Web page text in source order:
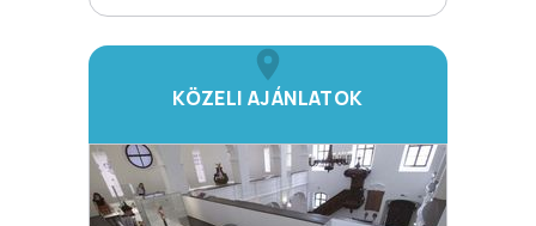
KÖZELI AJÁNLATOK